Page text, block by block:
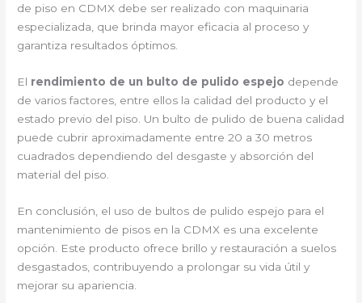
de piso en CDMX debe ser realizado con maquinaria
especializada, que brinda mayor eficacia al proceso y
garantiza resultados óptimos.
El rendimiento de un bulto de pulido espejo depende
de varios factores, entre ellos la calidad del producto y el
estado previo del piso. Un bulto de pulido de buena calidad
puede cubrir aproximadamente entre 20 a 30 metros
cuadrados dependiendo del desgaste y absorción del
material del piso.
En conclusión, el uso de bultos de pulido espejo para el
mantenimiento de pisos en la CDMX es una excelente
opción. Este producto ofrece brillo y restauración a suelos
desgastados, contribuyendo a prolongar su vida útil y
mejorar su apariencia.